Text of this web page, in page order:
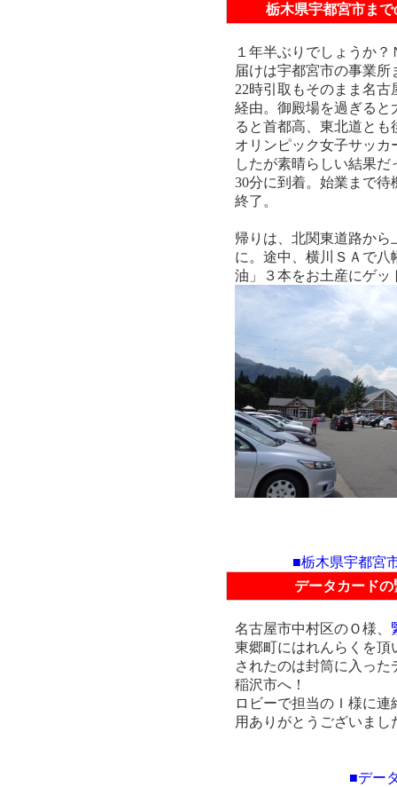
栃木県宇都宮市ま
１年半ぶりでしょうか
届けは宇都宮市の事業
22時引取もそのまま名
経由。御殿場を過ぎると
ると首都高、東北道と
オリンピック女子サッ
したが素晴らしい結果
30分に到着。始業まで
終了。
帰りは、北関東道路か
に。途中、横川ＳＡで
油」３本をお土産にゲッ
■栃木県宇都宮
データカード
名古屋市中村区のＯ様、
東郷町にはれんらくを頂
されたのは封筒に入っ
稲沢市へ！
ロビーで担当のＩ様に
用ありがとうございまし
■デー